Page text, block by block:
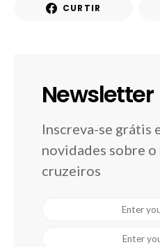
CURTIR
Newsletter
Inscreva-se grátis
novidades sobre o
cruzeiros